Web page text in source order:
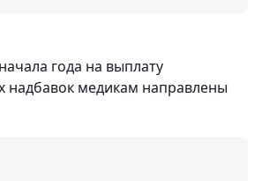
года на выплату
надбавок медикам направлены